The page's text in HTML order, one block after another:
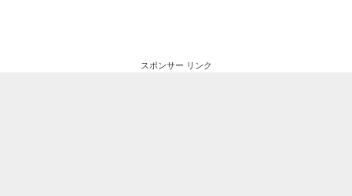
スポンサー リンク